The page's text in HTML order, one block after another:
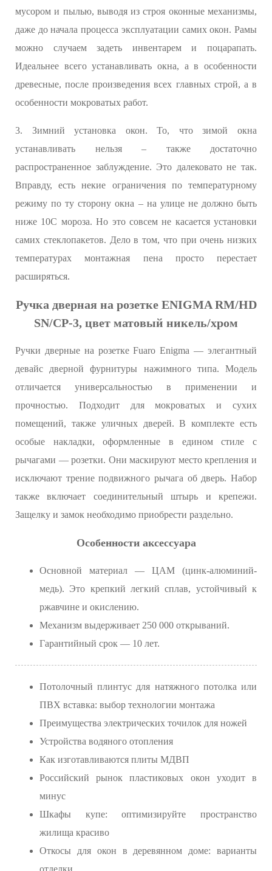
мусором и пылью, выводя из строя оконные механизмы,
даже до начала процесса эксплуатации самих окон. Рамы
можно случаем задеть инвентарем и поцарапать.
Идеальнее всего устанавливать окна, а в особенности
древесные, после произведения всех главных строй, а в
особенности мокроватых работ.
3. Зимний установка окон. То, что зимой окна
устанавливать нельзя – также достаточно
распространенное заблуждение. Это далековато не так.
Вправду, есть некие ограничения по температурному
режиму по ту сторону окна – на улице не должно быть
ниже 10С мороза. Но это совсем не касается установки
самих стеклопакетов. Дело в том, что при очень низких
температурах монтажная пена просто перестает
расширяться.
Ручка дверная на розетке ENIGMA RM/HD
SN/CP-3, цвет матовый никель/хром
Ручки дверные на розетке Fuaro Enigma — элегантный
девайс дверной фурнитуры нажимного типа. Модель
отличается универсальностью в применении и
прочностью. Подходит для мокроватых и сухих
помещений, также уличных дверей. В комплекте есть
особые накладки, оформленные в едином стиле с
рычагами — розетки. Они маскируют место крепления и
исключают трение подвижного рычага об дверь. Набор
также включает соединительный штырь и крепежи.
Защелку и замок необходимо приобрести раздельно.
Особенности аксессуара
Основной материал — ЦАМ (цинк-алюминий-
медь). Это крепкий легкий сплав, устойчивый к
ржавчине и окислению.
Механизм выдерживает 250 000 открываний.
Гарантийный срок — 10 лет.
Потолочный плинтус для натяжного потолка или
ПВХ вставка: выбор технологии монтажа
Преимущества электрических точилок для ножей
Устройства водяного отопления
Как изготавливаются плиты МДВП
Российский рынок пластиковых окон уходит в
минус
Шкафы купе: оптимизируйте пространство
жилища красиво
Откосы для окон в деревянном доме: варианты